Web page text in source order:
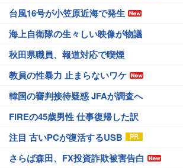
台風16号が小笠原近海で発生
海上自衛隊の生々しい映像が物議
秋田県職員、報道対応で喫煙
教員の性暴力 止まらないワケ
韓国の審判接待疑惑 JFAが調査へ
FIREの45歳男性 仕事復帰した訳
注目 古いPCが復活するUSB
さらば森田、FX投資詐欺被害告白